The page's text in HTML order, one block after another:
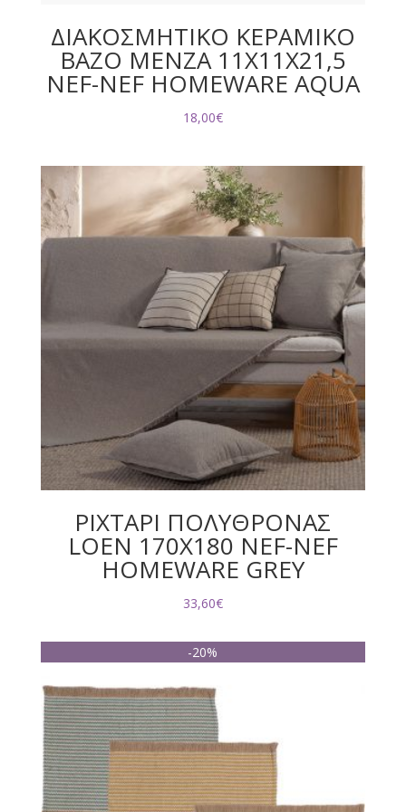
ΔΙΑΚΟΣΜΗΤΙΚΟ ΚΕΡΑΜΙΚΟ
ΒΑΖΟ MENZA 11X11X21,5
NEF-NEF HOMEWARE AQUA
18,00€
ΡΙΧΤΑΡΙ ΠΟΛΥΘΡΟΝΑΣ
LOEN 170X180 NEF-NEF
HOMEWARE GREY
33,60€
-20%